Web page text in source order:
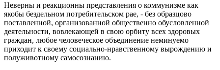
Неверны и реакционны представления о коммунизме как
якобы бездельном потребительском рае, - без образцово
поставленной, организованной общественно обусловленной
деятельности, вовлекающей в свою орбиту всех здоровых
граждан, любое человеческое объединение неминуемо
приходит к своему социально-нравственному вырождению и
полуживотному самосознанию.